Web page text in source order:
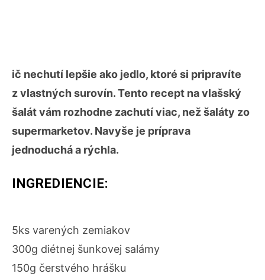
ič nechutí lepšie ako jedlo, ktoré si pripravíte
z vlastných surovín. Tento recept na vlašský
šalát vám rozhodne zachutí viac, než šaláty zo
supermarketov. Navyše je príprava
jednoduchá a rýchla.
INGREDIENCIE:
5ks varených zemiakov
300g diétnej šunkovej salámy
150g čerstvého hrášku